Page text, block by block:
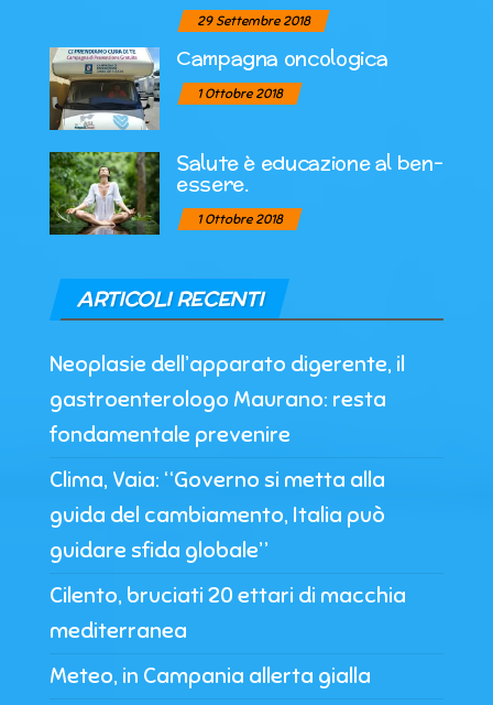
29 Settembre 2018
Campagna oncologica
1 Ottobre 2018
Salute è educazione al ben-
essere.
1 Ottobre 2018
ARTICOLI RECENTI
Neoplasie dell’apparato digerente, il
gastroenterologo Maurano: resta
fondamentale prevenire
Clima, Vaia: “Governo si metta alla
guida del cambiamento, Italia può
guidare sfida globale”
Cilento, bruciati 20 ettari di macchia
mediterranea
Meteo, in Campania allerta gialla